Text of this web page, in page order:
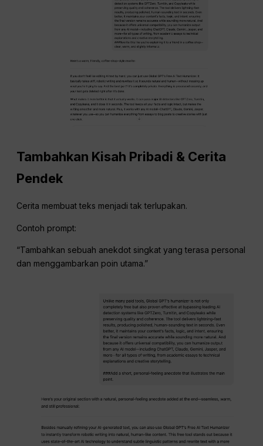
Tambahkan Kisah Pribadi & Cerita
Pendek
Cerita membuat teks menjadi tak terlupakan.
Contoh prompt:
“Tambahkan sebuah anekdot singkat yang terasa personal
dan menggambarkan poin utama.”